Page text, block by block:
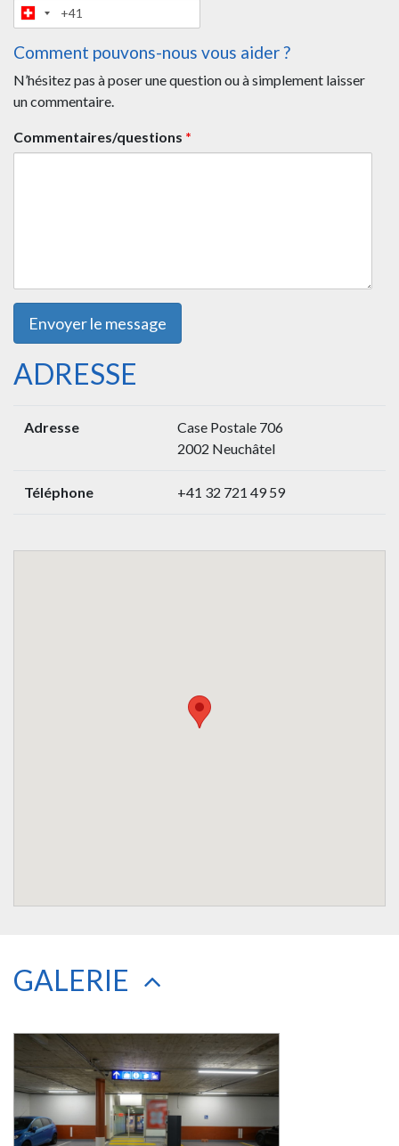
Comment pouvons-nous vous aider ?
N’hésitez pas à poser une question ou à simplement laisser
un commentaire.
Commentaires/questions *
ADRESSE
Adresse
Case Postale 706
2002 Neuchâtel
Téléphone +41 32 721 49 59
GALERIE